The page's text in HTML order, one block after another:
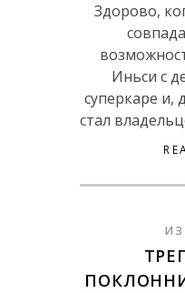
Здорово,
Иньси с
суперкаре и,
стал